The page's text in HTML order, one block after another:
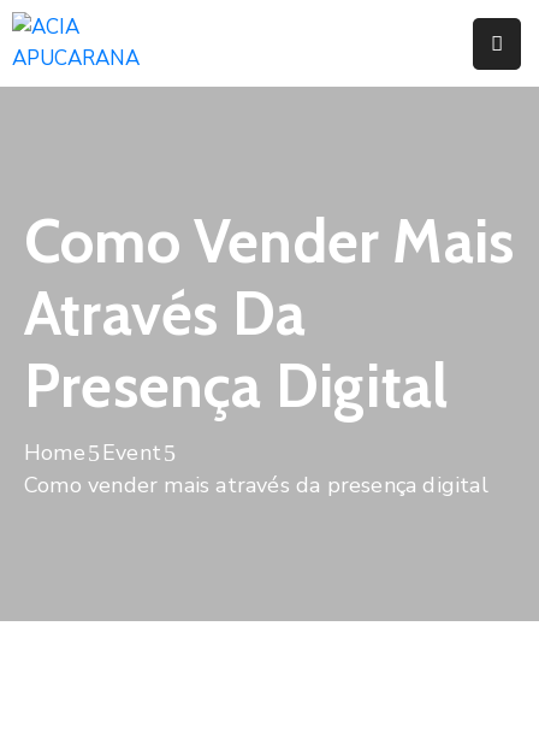
Serviços
Campanhas
Convênios
Benefícios
Desenvolve
Como Vender Mais
Através Da
Presença Digital
Home
Event
Como vender mais através da presença digital